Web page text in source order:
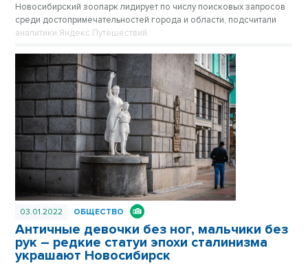
Новосибирский зоопарк лидирует по числу поисковых запросов
среди достопримечательностей города и области, подсчитали
аналитики Яндекс Путешествий.
03.01.2022 ОБЩЕСТВО
Античные девочки без ног, мальчики без
рук – редкие статуи эпохи сталинизма
украшают Новосибирск